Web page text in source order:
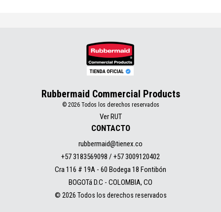
Rubbermaid Commercial Products
© 2026 Todos los derechos reservados
Ver RUT
CONTACTO
rubbermaid@tienex.co
+57 3183569098 / +57 3009120402
Cra 116 # 19A - 60 Bodega 18 Fontibón
BOGOTá D.C - COLOMBIA, CO
© 2026 Todos los derechos reservados